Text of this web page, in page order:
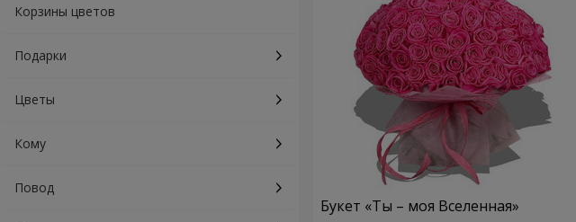
Корзины цветов
Подарки
Цветы
Кому
Повод
Букет «Ты – моя Вселенная»